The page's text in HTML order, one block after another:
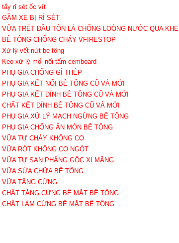
tẩy rỉ sét ốc vít
GẦM XE BỊ RỈ SÉT
VỮA TRÉT ĐẦU TÔN LÁ CHỐNG LOÒNG NƯỚC QUA KHE
BÊ TÔNG CHỐNG CHÁY VFIRESTOP
Xử lý vết nứt be tông
Keo xử lý mối nối tấm cemboard
PHỤ GIA CHỐNG GỈ THÉP
PHỤ GIA KẾT NỐI BÊ TÔNG CŨ VÀ MỚI
PHỤ GIA KẾT DÍNH BÊ TÔNG CŨ VÀ MỚI
CHẤT KẾT DÍNH BÊ TÔNG CŨ VÀ MỚI
PHỤ GIA XỬ LÝ MẠCH NGỪNG BÊ TÔNG
PHỤ GIA CHỐNG ĂN MÒN BÊ TÔNG
VỮA TỰ CHẢY KHÔNG CO
VỮA RÓT KHÔNG CO NGÓT
VỮA TỰ SAN PHẲNG GỐC XI MĂNG
VỮA SỬA CHỮA BÊ TÔNG
VỮA TĂNG CỨNG
CHẤT TĂNG CỨNG BỀ MẶT BÊ TÔNG
CHẤT LÀM CỨNG BỀ MẶT BÊ TÔNG